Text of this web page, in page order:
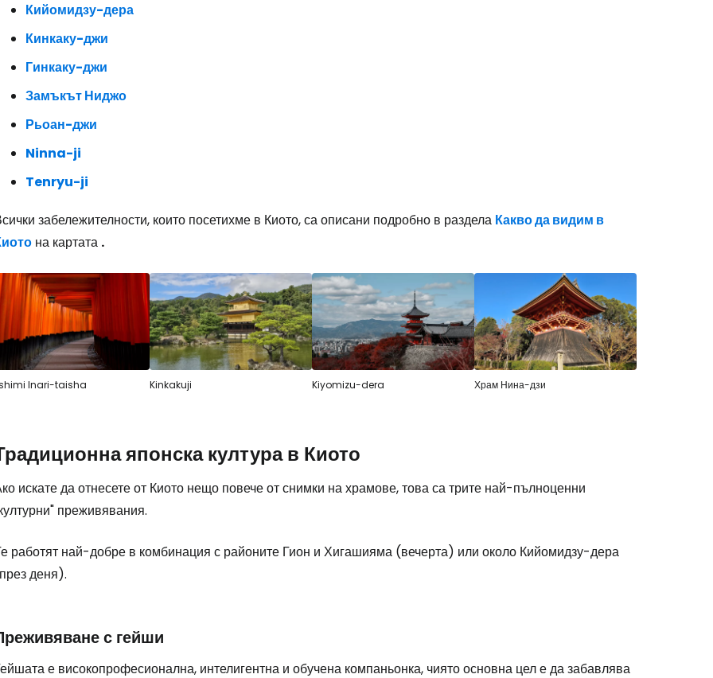
Кийомидзу-дера
Кинкаку-джи
Гинкаку-джи
Замъкът Ниджо
Рьоан-джи
Ninna-ji
Tenryu-ji
забележителности, които посетихме в Киото, са описани подробно в раздела Какво да видим в
на картата .
Inari-taisha Kinkakuji Kiyomizu-dera Храм Нина-дзи
японска култура в Киото
искате да отнесете от Киото нещо повече от снимки на храмове, това са трите най-пълноценни
преживявания.
работят най-добре в комбинация с районите Гион и Хигашияма (вечерта) или около Кийомидзу-дера
деня).
с гейши
е високопрофесионална, интелигентна и обучена компаньонка, чиято основна цел е да забавлява
Продължете с Facebook
Продължете с имейл